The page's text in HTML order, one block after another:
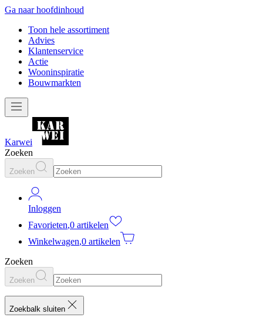
Ga naar hoofdinhoud
Toon hele assortiment
Advies
Klantenservice
Actie
Wooninspiratie
Bouwmarkten
Karwei
Zoeken
Zoeken
Inloggen
Favorieten,0 artikelen
Winkelwagen,0 artikelen
Zoeken
Zoeken
Zoekbalk sluiten